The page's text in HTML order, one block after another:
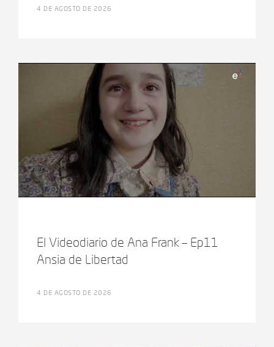
4 DE AGOSTO DE 2026
El Videodiario de Ana Frank – Ep11
Ansia de Libertad
4 DE AGOSTO DE 2026